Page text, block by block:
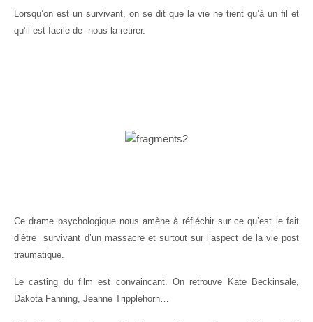
Lorsqu’on est un survivant, on se dit que la vie ne tient qu’à un fil et
qu’il est facile de nous la retirer.
Ce drame psychologique nous amène à réfléchir sur ce qu’est le fait
d’être survivant d’un massacre et surtout sur l’aspect de la vie post
traumatique.
Le casting du film est convaincant. On retrouve Kate Beckinsale,
Dakota Fanning, Jeanne Tripplehorn…